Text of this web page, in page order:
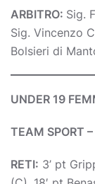
ARBITRO: Sig.
Sig. Vincenzo
Bolsieri di
UNDER 19
TEAM SPORT
RETI: 3’ pt